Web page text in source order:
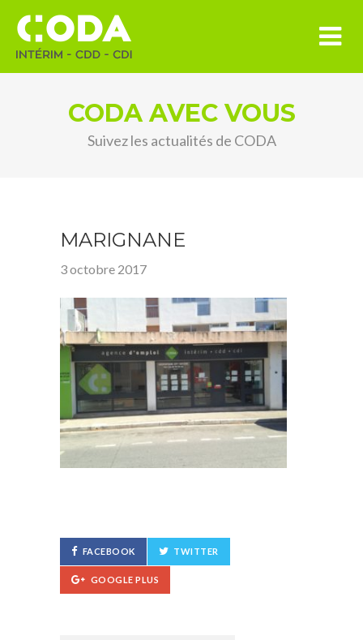
CODA AVEC VOUS
Suivez les actualités de CODA
MARIGNANE
3 octobre 2017
FACEBOOK TWITTER
GOOGLE PLUS